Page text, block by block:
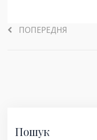
ПОПЕРЕДНЯ
Пошук